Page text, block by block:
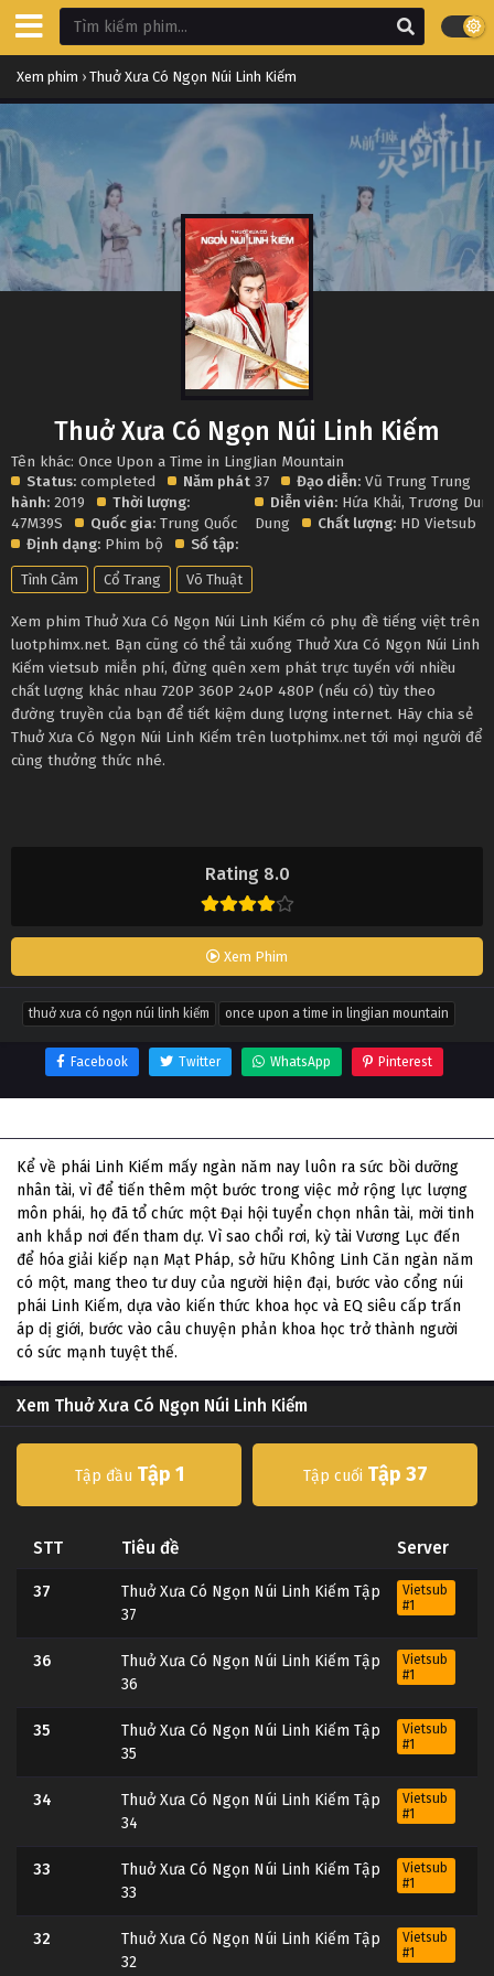
Xem phim › Thuở Xưa Có Ngọn Núi Linh Kiếm
Rating 8.0
Xem Phim
Thuở Xưa Có Ngọn Núi Linh Kiếm
Tên khác: Once Upon a Time in LingJian Mountain
Status: completed
Năm phát
hành: 2019
Thời lượng:
47M39S
Quốc gia: Trung Quốc
Định dạng: Phim bộ Số tập:
37 Đạo diễn: Vũ Trung Trung
Diễn viên: Hứa Khải,Trương
Dung
Chất lượng: HD Vietsub
Tình Cảm Cổ Trang Võ Thuật
Xem phim Thuở Xưa Có Ngọn Núi Linh Kiếm có phụ đề tiếng việt trên
luotphimx.net. Bạn cũng có thể tải xuống Thuở Xưa Có Ngọn Núi Linh
Kiếm vietsub miễn phí, đừng quên xem phát trực tuyến với nhiều
chất lượng khác nhau 720P 360P 240P 480P (nếu có) tùy theo
đường truyền của bạn để tiết kiệm dung lượng internet. Hãy chia sẻ
Thuở Xưa Có Ngọn Núi Linh Kiếm trên luotphimx.net tới mọi người để
cùng thưởng thức nhé.
thuở xưa có ngọn núi linh kiếm once upon a time in lingjian mountain
Facebook Twitter WhatsApp Pinterest
Kể về phái Linh Kiếm mấy ngàn năm nay luôn ra sức bồi dưỡng
nhân tài, vì để tiến thêm một bước trong việc mở rộng lực lượng
môn phái, họ đã tổ chức một Đại hội tuyển chọn nhân tài, mời tinh
anh khắp nơi đến tham dự. Vì sao chổi rơi, kỳ tài Vương Lục đến
để hóa giải kiếp nạn Mạt Pháp, sở hữu Không Linh Căn ngàn năm
có một, mang theo tư duy của người hiện đại, bước vào cổng núi
phái Linh Kiếm, dựa vào kiến thức khoa học và EQ siêu cấp trấn
áp dị giới, bước vào câu chuyện phản khoa học trở thành người
có sức mạnh tuyệt thế.
Xem Thuở Xưa Có Ngọn Núi Linh Kiếm
Tập đầu Tập 1 Tập cuối Tập 37
STT Tiêu đề Server
37
Thuở Xưa Có Ngọn Núi Linh Kiếm Tập
37
Vietsub
#1
36
Thuở Xưa Có Ngọn Núi Linh Kiếm Tập
36
Vietsub
#1
35
Thuở Xưa Có Ngọn Núi Linh Kiếm Tập
35
Vietsub
#1
34
Thuở Xưa Có Ngọn Núi Linh Kiếm Tập
34
Vietsub
#1
33
Thuở Xưa Có Ngọn Núi Linh Kiếm Tập
33
Vietsub
#1
32
Thuở Xưa Có Ngọn Núi Linh Kiếm Tập
32
Vietsub
#1